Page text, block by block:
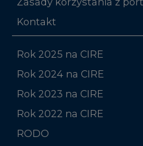
Kontakt
Rok 2025 na CIRE
Rok 2024 na CIRE
Rok 2023 na CIRE
Rok 2022 na CIRE
RODO